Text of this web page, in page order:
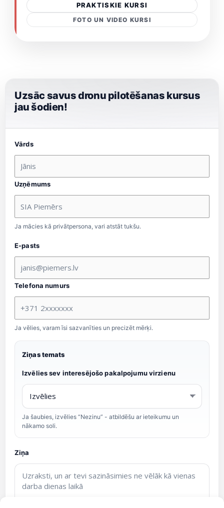
PRAKTISKIE KURSI
FOTO UN VIDEO KURSI
Uzsāc savus dronu pilotēšanas kursus
jau šodien!
Vārds
Uzņēmums
Ja mācies kā privātpersona, vari atstāt tukšu.
E-pasts
Telefona numurs
Ja vēlies, varam īsi sazvanīties un precizēt mērķi.
Ziņas temats
Izvēlies sev interesējošo pakalpojumu virzienu
Ja šaubies, izvēlies “Nezinu” - atbildēšu ar ieteikumu un
nākamo soli.
Ziņa